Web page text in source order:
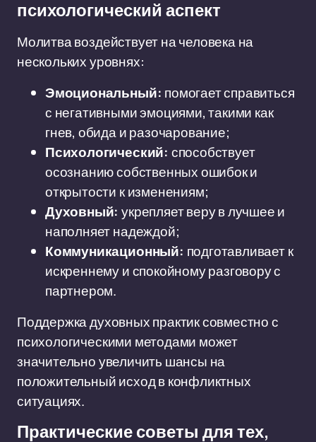
психологический аспект
Молитва воздействует на человека на
нескольких уровнях:
Эмоциональный: помогает справиться
с негативными эмоциями, такими как
гнев, обида и разочарование;
Психологический: способствует
осознанию собственных ошибок и
открытости к изменениям;
Духовный: укрепляет веру в лучшее и
наполняет надеждой;
Коммуникационный: подготавливает к
искреннему и спокойному разговору с
партнером.
Поддержка духовных практик совместно с
психологическими методами может
значительно увеличить шансы на
положительный исход в конфликтных
ситуациях.
Практические советы для тех,